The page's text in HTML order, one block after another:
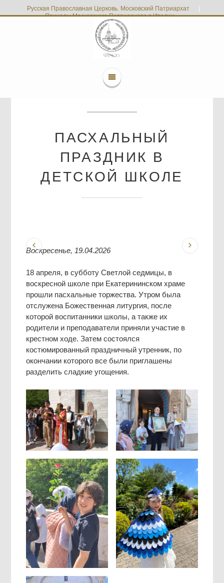
Русская Православная Церковь. Московский Патриархат
Приходы Московского Патриархата в Италии
ПАСХАЛЬНЫЙ
ПРАЗДНИК В
ДЕТСКОЙ ШКОЛЕ
Воскресенье, 19.04.2026
18 апреля, в субботу Светлой седмицы, в
воскресной школе при Екатерининском храме
прошли пасхальные торжества. Утром была
отслужена Божественная литургия, после
которой воспитанники школы, а также их
родители и преподаватели приняли участие в
крестном ходе. Затем состоялся
костюмированный праздничный утренник, по
окончании которого все были приглашены
разделить сладкие угощения.